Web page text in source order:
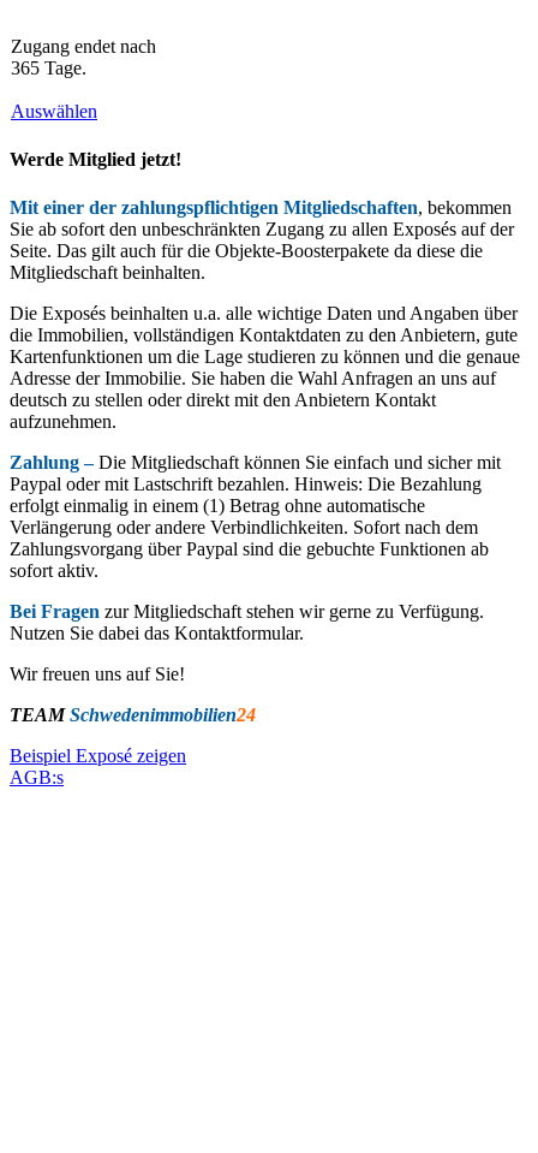
Zugang endet nach
365 Tage.
Auswählen
Werde Mitglied jetzt!
Mit einer der zahlungspflichtigen Mitgliedschaften, bekommen
Sie ab sofort den unbeschränkten Zugang zu allen Exposés auf der
Seite. Das gilt auch für die Objekte-Boosterpakete da diese die
Mitgliedschaft beinhalten.
Die Exposés beinhalten u.a. alle wichtige Daten und Angaben über
die Immobilien, vollständigen Kontaktdaten zu den Anbietern, gute
Kartenfunktionen um die Lage studieren zu können und die genaue
Adresse der Immobilie. Sie haben die Wahl Anfragen an uns auf
deutsch zu stellen oder direkt mit den Anbietern Kontakt
aufzunehmen.
Zahlung –Die Mitgliedschaft können Sie einfach und sicher mit
Paypal oder mit Lastschrift bezahlen. Hinweis: Die Bezahlung
erfolgt einmalig in einem (1) Betrag ohne automatische
Verlängerung oder andere Verbindlichkeiten. Sofort nach dem
Zahlungsvorgang über Paypal sind die gebuchte Funktionen ab
sofort aktiv.
Bei Fragen zur Mitgliedschaft stehen wir gerne zu Verfügung.
Nutzen Sie dabei das Kontaktformular.
Wir freuen uns auf Sie!
TEAMSchwedenimmobilien24
Beispiel Exposé zeigen
AGB:s